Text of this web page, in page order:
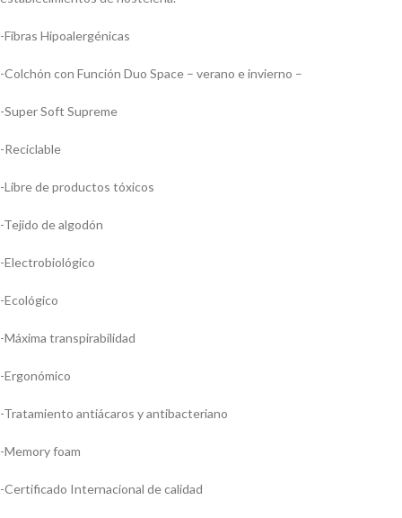
-Fibras Hipoalergénicas
-Colchón con Función Duo Space – verano e invierno –
-Super Soft Supreme
-Reciclable
-Libre de productos tóxicos
-Tejido de algodón
-Electrobiológico
-Ecológico
-Máxima transpirabilidad
-Ergonómico
-Tratamiento antiácaros y antibacteriano
-Memory foam
-Certificado Internacional de calidad